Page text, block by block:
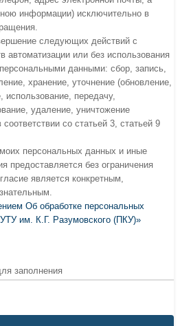
информации) исключительно в
следующих действий с
автоматизации или без использования
данными: сбор, запись,
хранение, уточнение (обновление,
использование, передачу,
удаление, уничтожение
со статьей 3, статьей 9
персональных данных и иные
предоставляется без ограничения
является конкретным,
Об обработке персональных
им. К.Г. Разумовского (ПКУ)»
заполнения